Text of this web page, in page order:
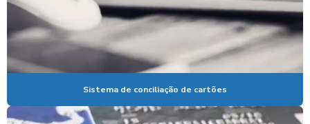
CONCILIAÇÃO VENDAS CARTÃO CRÉDITO
CONCILIAÇÃO DE VENDAS COM CARTÕES
CONCILIAÇÃO DE VENDAS IFOOD
Sistema de conciliação de cartões